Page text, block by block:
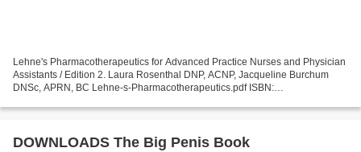
Lehne's Pharmacotherapeutics for Advanced Practice Nurses and Physician
Assistants / Edition 2. Laura Rosenthal DNP, ACNP, Jacqueline Burchum
DNSc, APRN, BC Lehne-s-Pharmacotherapeutics.pdf ISBN:
DOWNLOADS The Big Penis Book